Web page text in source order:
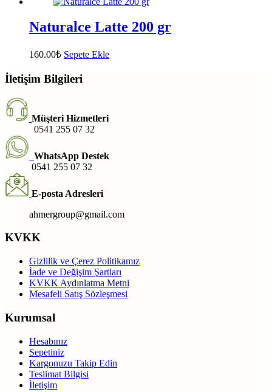
Naturalce Latte 200 gr
160.00₺ Sepete Ekle
İletişim Bilgileri
Müşteri Hizmetleri
0541 255 07 32
WhatsApp Destek
0541 255 07 32
E-posta Adresleri
ahmergroup@gmail.com
KVKK
Gizlilik ve Çerez Politikamız
İade ve Değişim Şartları
KVKK Aydınlatma Metni
Mesafeli Satış Sözleşmesi
Kurumsal
Hesabınız
Sepetiniz
Kargonuzu Takip Edin
Teslimat Bilgisi
İletişim